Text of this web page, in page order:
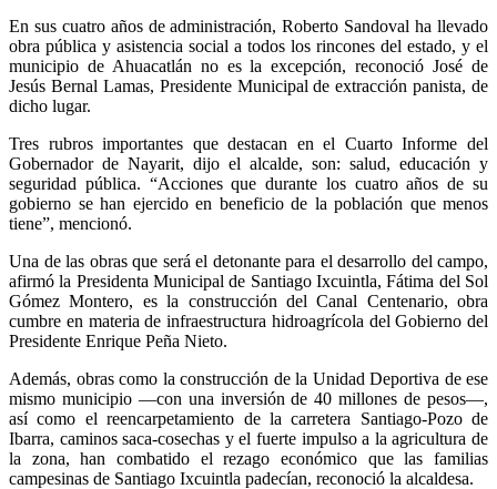
En sus cuatro años de administración, Roberto Sandoval ha llevado
obra pública y asistencia social a todos los rincones del estado, y el
municipio de Ahuacatlán no es la excepción, reconoció José de
Jesús Bernal Lamas, Presidente Municipal de extracción panista, de
dicho lugar.
Tres rubros importantes que destacan en el Cuarto Informe del
Gobernador de Nayarit, dijo el alcalde, son: salud, educación y
seguridad pública. “Acciones que durante los cuatro años de su
gobierno se han ejercido en beneficio de la población que menos
tiene”, mencionó.
Una de las obras que será el detonante para el desarrollo del campo,
afirmó la Presidenta Municipal de Santiago Ixcuintla, Fátima del Sol
Gómez Montero, es la construcción del Canal Centenario, obra
cumbre en materia de infraestructura hidroagrícola del Gobierno del
Presidente Enrique Peña Nieto.
Además, obras como la construcción de la Unidad Deportiva de ese
mismo municipio —con una inversión de 40 millones de pesos—,
así como el reencarpetamiento de la carretera Santiago-Pozo de
Ibarra, caminos saca-cosechas y el fuerte impulso a la agricultura de
la zona, han combatido el rezago económico que las familias
campesinas de Santiago Ixcuintla padecían, reconoció la alcaldesa.